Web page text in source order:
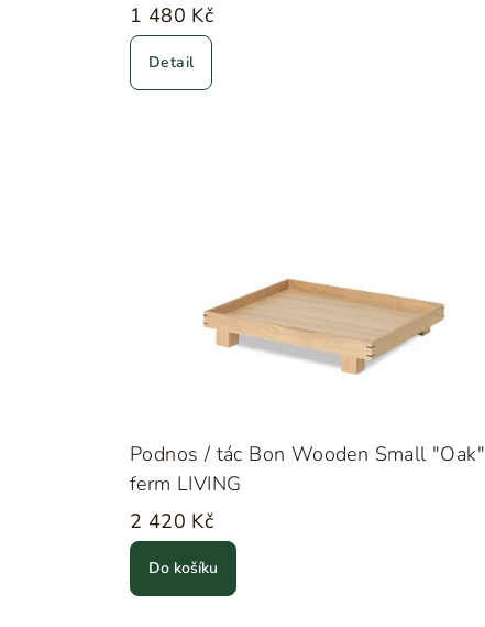
1 480 Kč
Detail
Podnos / tác Bon Wooden Small "Oak"
ferm LIVING
2 420 Kč
Do košíku